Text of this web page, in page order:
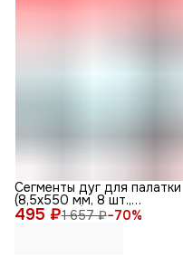
495 ₽1 657 ₽−70%
Сегменты дуг для палатки
(8,5х550 мм, 8 шт.,
фиберглас)